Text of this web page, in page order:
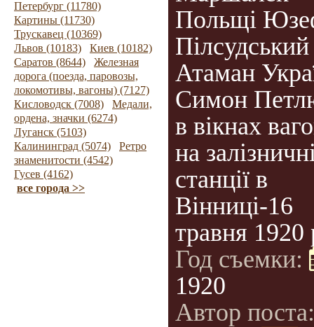
Петербург (11780)
Картины (11730)
Трускавец (10369)
Львов (10183)
Киев (10182)
Саратов (8644)
Железная
дорога (поезда, паровозы,
локомотивы, вагоны) (7127)
Кисловодск (7008)
Медали,
ордена, значки (6274)
Луганск (5103)
Калининград (5074)
Ретро
знаменитости (4542)
Гусев (4162)
все города >>
Польщі
Пілсудський
Атаман
Симон
в вікнах
на
станції в
Вінниці-16
травня 1920
Год съемки:
1920
Автор